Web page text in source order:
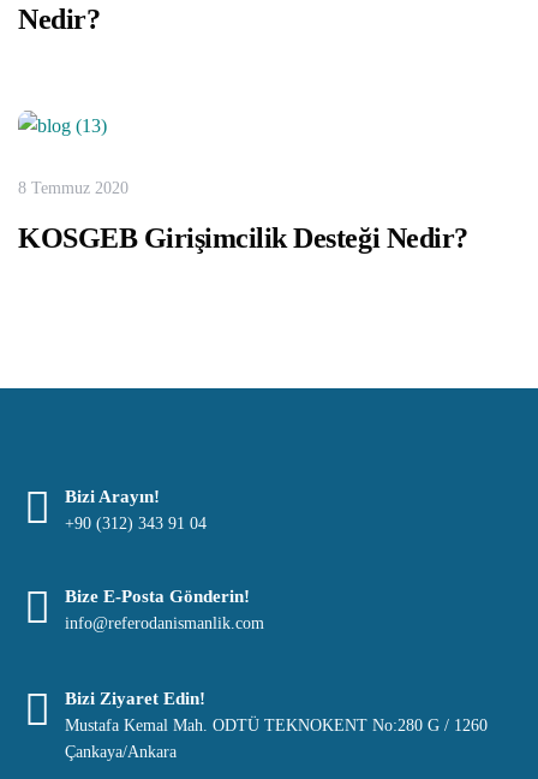
Nedir?
KOSGEB Girişimcilik Desteği Nedir?
8 Temmuz 2020
Bizi Arayın!
+90 (312) 343 91 04
Bize E-Posta Gönderin!
info@referodanismanlik.com
Bizi Ziyaret Edin!
Mustafa Kemal Mah. ODTÜ TEKNOKENT No:280 G / 1260
Çankaya/Ankara